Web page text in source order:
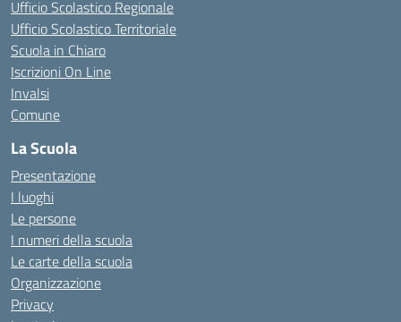
Ufficio Scolastico Regionale
Ufficio Scolastico Territoriale
Scuola in Chiaro
Iscrizioni On Line
Invalsi
Comune
La Scuola
Presentazione
I luoghi
Le persone
I numeri della scuola
Le carte della scuola
Organizzazione
Privacy